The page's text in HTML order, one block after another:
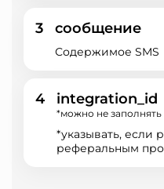
3 сообщение
Содержимое SMS
4 integration_id
*можно не заполнять
*указывать, если
реферальным